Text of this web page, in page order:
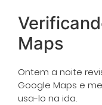
Maps
Ontem a noite
Google Maps e
usa-lo na ida.